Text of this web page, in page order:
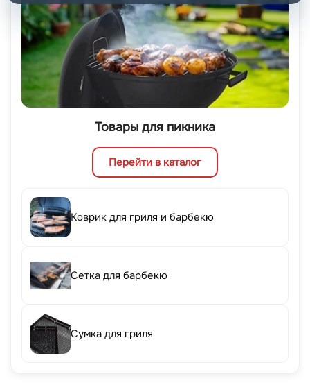
Товары для пикника
Перейти в каталог
Коврик для гриля и барбекю
Сетка для барбекю
Сумка для гриля